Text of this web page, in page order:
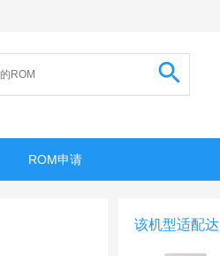
ROM申请
该机型适配达